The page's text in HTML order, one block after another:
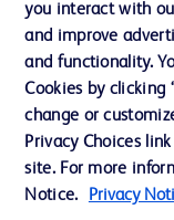
Assistance
Nous contacter
Préférences en
Confidentialité
you interact with
and improve
and functionality.
Cookies by clicking
change or
Privacy Choices
site. For more
Notice.
Privacy